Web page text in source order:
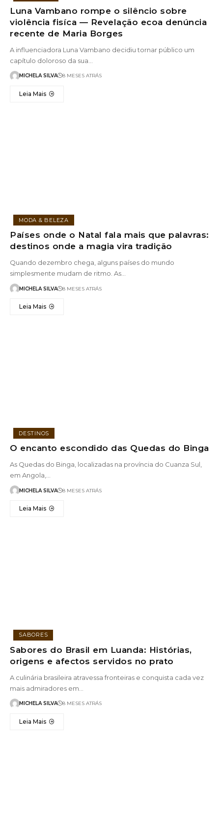
Luna Vambano rompe o silêncio sobre
violência fisíca — Revelação ecoa denúncia
recente de Maria Borges
A influenciadora Luna Vambano decidiu tornar público um
capítulo doloroso da sua…
MICHELA SILVA 8 MESES ATRÁS
Leia Mais
MODA & BELEZA
Países onde o Natal fala mais que palavras:
destinos onde a magia vira tradição
Quando dezembro chega, alguns países do mundo
simplesmente mudam de ritmo. As…
MICHELA SILVA 8 MESES ATRÁS
Leia Mais
DESTINOS
O encanto escondido das Quedas do Binga
As Quedas do Binga, localizadas na província do Cuanza Sul,
em Angola,…
MICHELA SILVA 8 MESES ATRÁS
Leia Mais
SABORES
Sabores do Brasil em Luanda: Histórias,
origens e afectos servidos no prato
A culinária brasileira atravessa fronteiras e conquista cada vez
mais admiradores em…
MICHELA SILVA 8 MESES ATRÁS
Leia Mais